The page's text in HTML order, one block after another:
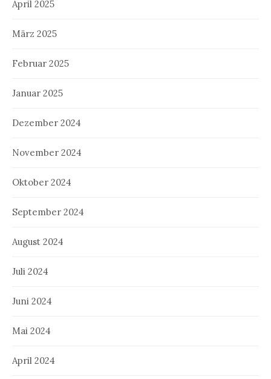
April 2025
März 2025
Februar 2025
Januar 2025
Dezember 2024
November 2024
Oktober 2024
September 2024
August 2024
Juli 2024
Juni 2024
Mai 2024
April 2024